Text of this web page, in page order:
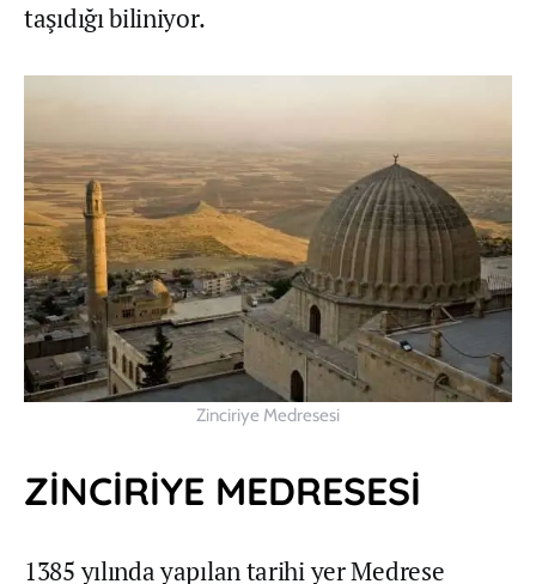
taşıdığı biliniyor.
Zinciriye Medresesi
ZİNCİRİYE MEDRESESİ
1385 yılında yapılan tarihi yer Medrese